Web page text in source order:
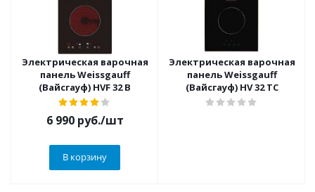
Электрическая варочная
панель Weissgauff
(Вайсгауф) HVF 32 B
6 990руб./шт
В корзину
Электрическая варочная
панель Weissgauff
(Вайсгауф) HV 32 TC